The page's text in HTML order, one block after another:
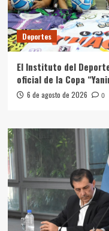
Deportes
El Instituto del
oficial de la Copa
6 de agosto de 2026 0